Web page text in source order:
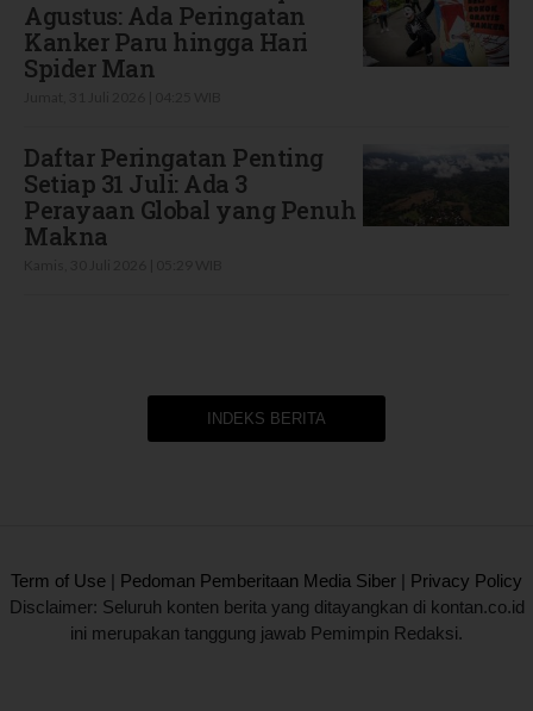
Agustus: Ada Peringatan
Kanker Paru hingga Hari
Spider Man
Daftar Peringatan Penting
Setiap 31 Juli: Ada 3
Perayaan Global yang Penuh
Makna
INDEKS BERITA
Term of Use | Pedoman Pemberitaan Media Siber | Privacy Policy
Disclaimer: Seluruh konten berita yang ditayangkan di kontan.co.id
ini merupakan tanggung jawab Pemimpin Redaksi.